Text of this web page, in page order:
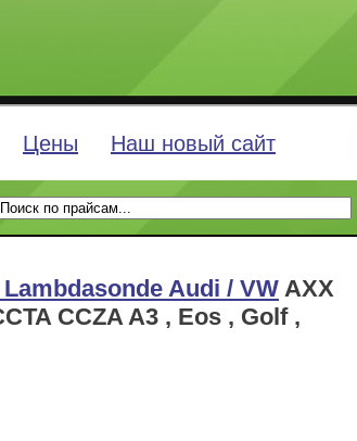
Цены Наш новый сайт
Audi / VW AXX
CCZA A3 , Eos , Golf ,